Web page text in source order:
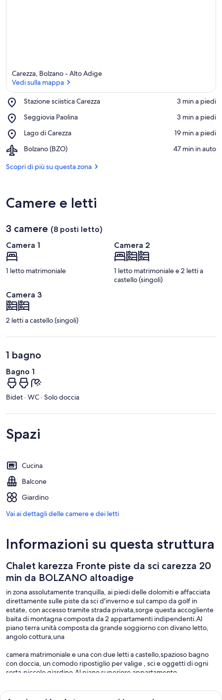
Carezza, Bolzano - Alto Adige
Vedi sulla mappa
Stazione sciistica Carezza
Place,
sciistica
‪3 min a piedi‬
Seggiovia Paolina
Place,
Paolina
‪3 min a piedi‬
Lago di Carezza
Place,
di
‪19 min a piedi‬
Bolzano (BZO)
Airport,
(BZO)
‪47 min in auto‬
Scopri di più su questa zona
Camere e letti
3 camere (8 posti letto)
Camera 1
1 letto matrimoniale
Camera 2
1 letto matrimoniale e 2 letti a
castello (singoli)
Camera 3
2 letti a castello (singoli)
1 bagno
Bagno 1
Bidet · WC · Solo doccia
Spazi
Cucina
Balcone
Giardino
Vai ai dettagli delle camere e dei letti
Informazioni su questa struttura
Chalet karezza Fronte piste da sci carezza 20
min da BOLZANO altoadige
in zona assolutamente tranquilla, ai piedi delle dolomiti e affacciata
direttamente sulle piste da sci d'inverno e sul campo da golf in
estate, con accesso tramite strada privata,sorge questa accogliente
baita di montagna composta da 2 appartamenti indipendenti.Al
piano terra unità composta da grande soggiorno con divano letto,
angolo cottura,una
camera matrimoniale e una con due letti a castello,spazioso bagno
con doccia, un comodo ripostiglio per valige , sci e oggetti di ogni
sorta.piccolo giardino.Al piano superiore appartamento
matrimoniale,una matrimoniale con letto aggiunto ,una con letto a